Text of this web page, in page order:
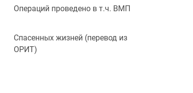
Операций проведено в т.ч. ВМП
Спасенных жизней (перевод из
ОРИТ)